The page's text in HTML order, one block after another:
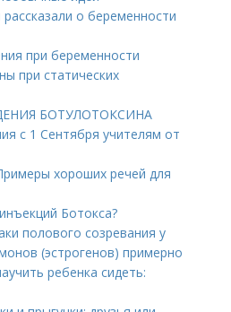
о беременности
при беременности
при статических
БОТУЛОТОКСИНА
с 1 Сентября учителям от
хороших речей для
Ботокса?
полового созревания у
(эстрогенов) примерно
ребенка сидеть: